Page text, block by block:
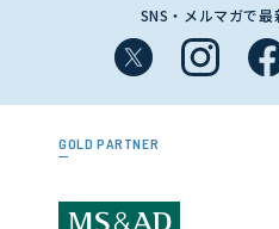
SNS・メルマガで
GOLD PARTNER